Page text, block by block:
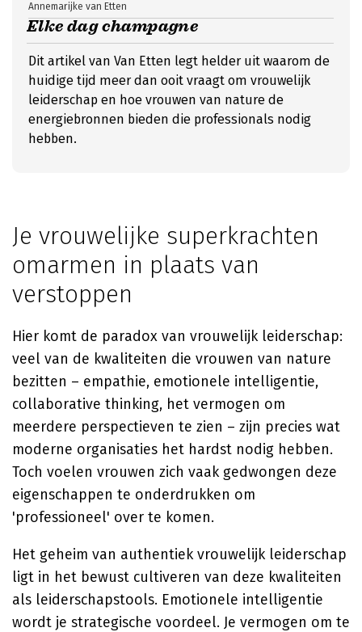
Elke dag champagne
Annemarijke van Etten
Dit artikel van Van Etten legt helder uit waarom de
huidige tijd meer dan ooit vraagt om vrouwelijk
leiderschap en hoe vrouwen van nature de
energiebronnen bieden die professionals nodig
hebben.
Je vrouwelijke superkrachten
omarmen in plaats van
verstoppen
Hier komt de paradox van vrouwelijk leiderschap:
veel van de kwaliteiten die vrouwen van nature
bezitten – empathie, emotionele intelligentie,
collaborative thinking, het vermogen om
meerdere perspectieven te zien – zijn precies wat
moderne organisaties het hardst nodig hebben.
Toch voelen vrouwen zich vaak gedwongen deze
eigenschappen te onderdrukken om
'professioneel' over te komen.
Het geheim van authentiek vrouwelijk leiderschap
ligt in het bewust cultiveren van deze kwaliteiten
als leiderschapstools. Emotionele intelligentie
wordt je strategische voordeel. Je vermogen om te